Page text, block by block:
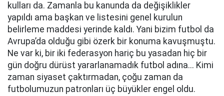
kulları da. Zamanla bu kanunda da değişiklikler
yapıldı ama başkan ve listesini genel kurulun
belirleme maddesi yerinde kaldı. Yani bizim futbol da
Avrupa’da olduğu gibi özerk bir konuma kavuşmuştu.
Ne var ki, bir iki federasyon hariç bu yasadan hiç bir
gün doğru dürüst yararlanamadık futbol adına... Kimi
zaman siyaset çaktırmadan, çoğu zaman da
futbolumuzun patronları üç büyükler engel oldu.